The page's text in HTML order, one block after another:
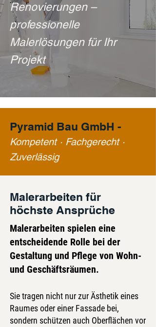
Renovierungen –
professionelle
Malerlösungen für Ihr
Projekt
Pyramid Bau GmbH -
Kompetent · Fachgerecht ·
Zuverlässig
Malerarbeiten für
höchste Ansprüche
Malerarbeiten spielen eine
entscheidende Rolle bei der
Gestaltung und Pflege von Wohn-
und Geschäftsräumen.
Sie tragen nicht nur zur Ästhetik eines
Raumes oder einer Fassade bei,
sondern schützen auch Oberflächen vor